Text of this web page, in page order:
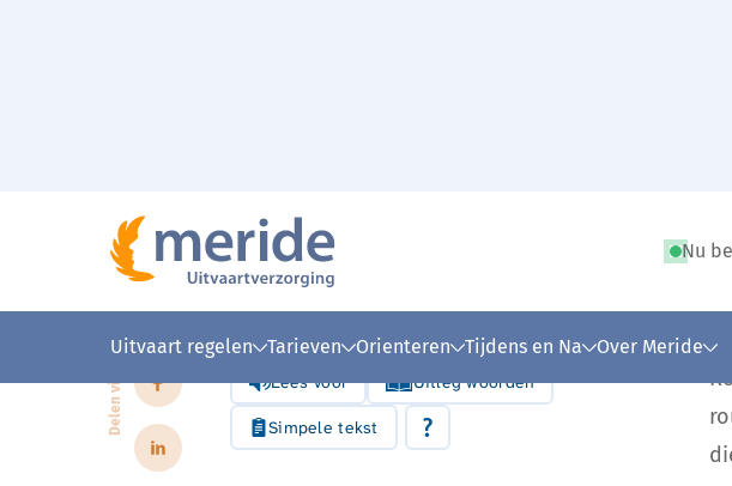
Nu
Uitvaart regelen Tarieven Orienteren Tijdens en Na Over Meride
Home
>
Over Meride
>
Nieuws
Bijeenkomst omgaan met verdriet, hoe
Lees voor Uitleg woorden
Simpele tekst
Delen via